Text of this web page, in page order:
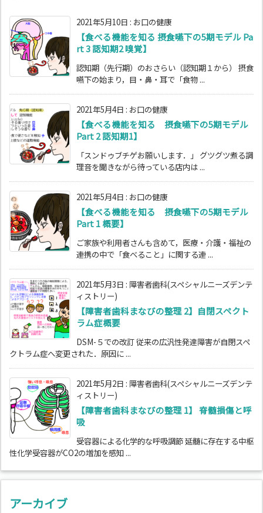
2021年5月10日 : お口の健康
【食べる機能を知る 摂食嚥下の5期モデル Pa
rt 3 認知期2 嗅覚】
認知期（先行期）のおさらい（認知期１から） 摂食
嚥下の始まり，目・鼻・耳で「食物 ...
2021年5月4日 : お口の健康
【食べる機能を知る 摂食嚥下の5期モデル
Part 2 認知期1】
「スンドゥブチゲお願いします．」 グツグツ煮る調
理音を聞きながら待っている店内は ...
2021年5月4日 : お口の健康
【食べる機能を知る 摂食嚥下の5期モデル
Part 1 概要】
ご家族や利用者さんも含めて，医療・介護・福祉の
連携の中で「食べること」に関する連 ...
2021年5月3日 : 障害者歯科(スペシャルニーズデンテ
ィストリー)
【障害者歯科まなびの整理 2】自閉スペクト
ラム症概要
DSM-５での改訂 従来の広汎性発達障害が自閉スペ
クトラム症へ変更された．原因に ...
2021年5月2日 : 障害者歯科(スペシャルニーズデンテ
ィストリー)
【障害者歯科まなびの整理 1】 脊髄損傷と呼
吸
受容器による化学的な呼吸調節 延髄に存在する中枢
性化学受容器がCO2の増加を感知 ...
アーカイブ